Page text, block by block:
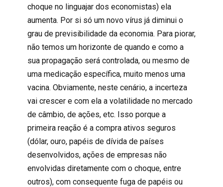
choque no linguajar dos economistas) ela
aumenta. Por si só um novo vírus já diminui o
grau de previsibilidade da economia. Para piorar,
não temos um horizonte de quando e como a
sua propagação será controlada, ou mesmo de
uma medicação específica, muito menos uma
vacina. Obviamente, neste cenário, a incerteza
vai crescer e com ela a volatilidade no mercado
de câmbio, de ações, etc. Isso porque a
primeira reação é a compra ativos seguros
(dólar, ouro, papéis de dívida de países
desenvolvidos, ações de empresas não
envolvidas diretamente com o choque, entre
outros), com consequente fuga de papéis ou